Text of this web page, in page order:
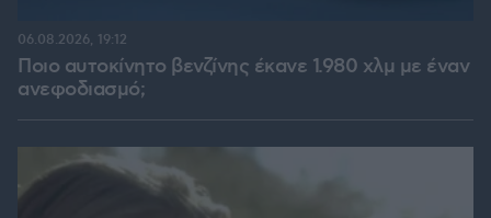
Ποιο αυτοκίνητο βενζίνης έκανε 1.980 χλμ με έναν
ανεφοδιασμό;
06.08.2026, 19:12